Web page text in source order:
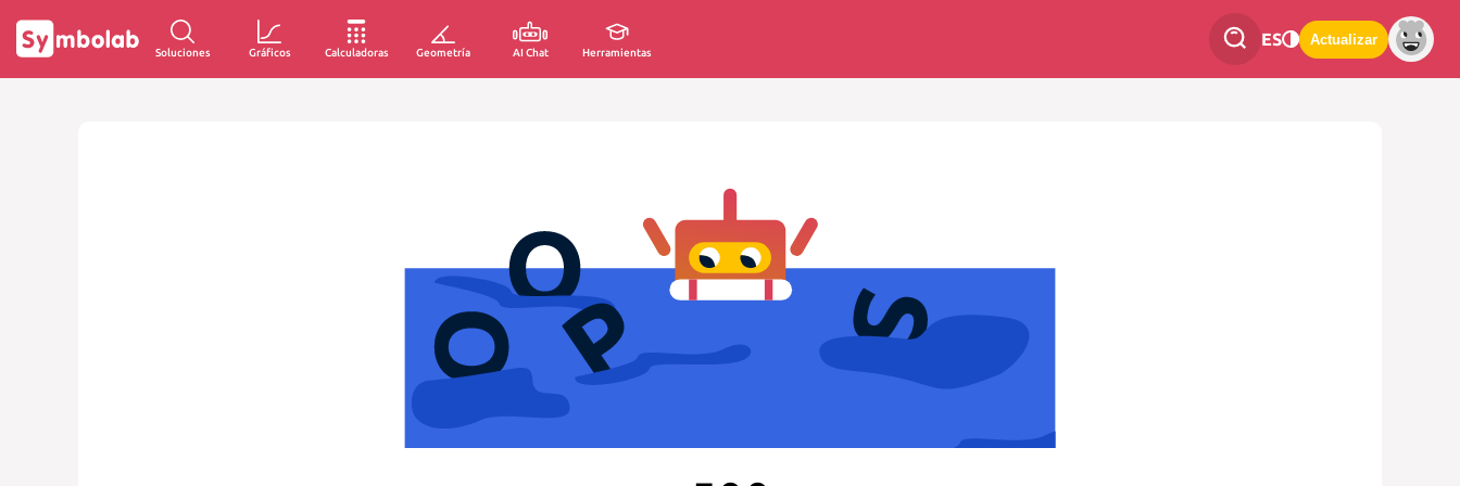
Soluciones Gráficos Calculadoras Geometría AI Chat Herramientas
ES Actualizar